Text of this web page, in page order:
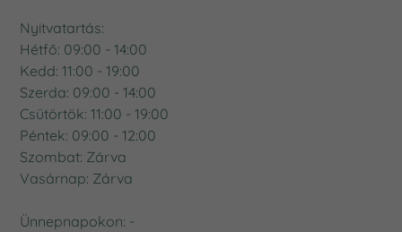
Nyitvatartás:
Hétfő: 09:00 - 14:00
Kedd: 11:00 - 19:00
Szerda: 09:00 - 14:00
Csütörtök: 11:00 - 19:00
Péntek: 09:00 - 12:00
Szombat: Zárva
Vasárnap: Zárva
Ünnepnapokon: -